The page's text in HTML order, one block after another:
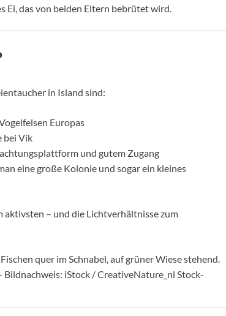
Ei, das von beiden Eltern bebrütet wird.
in Island sind:
Europas
bei Vík
und gutem Zugang
eine große Kolonie und sogar ein kleines
aktivsten – und die Lichtverhältnisse zum
iStock / CreativeNature_nl Stock-